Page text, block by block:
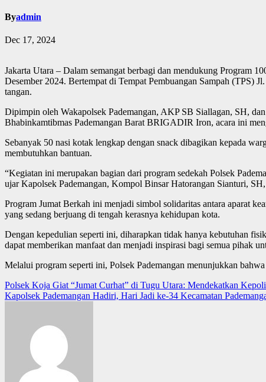
Byadmin
Dec 17, 2024
Jakarta Utara – Dalam semangat berbagi dan mendukung Program
Desember 2024. Bertempat di Tempat Pembuangan Sampah (TPS)
tangan.
Dipimpin oleh Wakapolsek Pademangan, AKP SB Siallagan, SH,
Bhabinkamtibmas Pademangan Barat BRIGADIR Iron, acara ini
Sebanyak 50 nasi kotak lengkap dengan snack dibagikan kepada
membutuhkan bantuan.
“Kegiatan ini merupakan bagian dari program sedekah Polsek
ujar Kapolsek Pademangan, Kompol Binsar Hatorangan Sianturi,
Program Jumat Berkah ini menjadi simbol solidaritas antara aparat
yang sedang berjuang di tengah kerasnya kehidupan kota.
Dengan kepedulian seperti ini, diharapkan tidak hanya kebutuhan
dapat memberikan manfaat dan menjadi inspirasi bagi semua pihak
Melalui program seperti ini, Polsek Pademangan menunjukkan
Post
navigation
Polsek Koja Giat “Jumat Curhat” di Tugu Utara: Mendekatkan
Kapolsek Pademangan Hadiri, Hari Jadi ke-34 Kecamatan